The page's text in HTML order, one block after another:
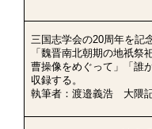
三国志学会の20周年を記
「魏晋南北朝期の地祇祭
曹操像をめぐって」「誰
収録する。
執筆者：渡邉義浩 大隈